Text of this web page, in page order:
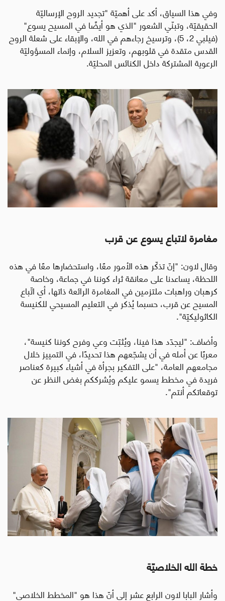
وفي هذا السياق، أكد على أهميّة "تجديد الروح الإرساليّة
الحقيقيّة، وتبنّي الشعور "الذي هو أيضًا في المسيح يسوع"
(فيلبي 2، 5)، وترسيخ رجاءهم في الله، والإبقاء على شعلة الروح
القدس متقدة في قلوبهم، وتعزيز السلام، وإنماء المسؤوليّة
الرعوية المشتركة داخل الكنائس المحليّة.
مغامرة لاتباع يسوع عن قرب
وقال لاون: "إنّ تذكّر هذه الأمور معًا، واستحضارها معًا في هذه
اللحظة، يساعدنا على معانقة ثراء كوننا في جماعة، وخاصة
كرهبان وراهبات ملتزمين في المغامرة الرائعة ذاتها، أي اتّباع
المسيح عن قرب، حسبما يُذكر في التعليم المسيحي للكنيسة
الكاثوليكيّة".
وأضاف: "ليجدّد هذا فينا، ويُثبّت وعي وفرح كوننا كنيسة"،
معربًا عن أمله في أن يشجّعهم هذا تحديدًا، في التمييز خلال
مجامعهم العامة، "على التفكير بجرأة في أشياء كبيرة كعناصر
فريدة في مخطط يسمو عليكم ويُشرككم بغض النظر عن
توقعاتكم أنتم".
خطة الله الخلاصيّة
وأشار البابا لاون الرابع عشر إلى أنّ هذا هو "المخطط الخلاصي"